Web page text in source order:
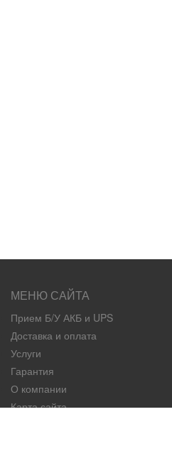
МЕНЮ САЙТА
Прием Б/У АКБ и UPS
Доставка и оплата
Услуги
Гарантия
О компании
Карта сайта